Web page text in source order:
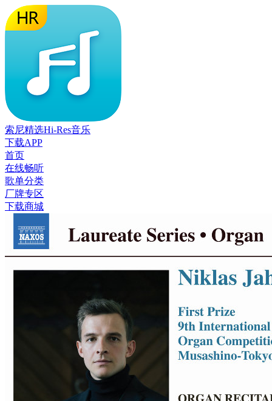
索尼精选Hi-Res音乐
下载APP
首页
在线畅听
歌单分类
厂牌专区
下载商城